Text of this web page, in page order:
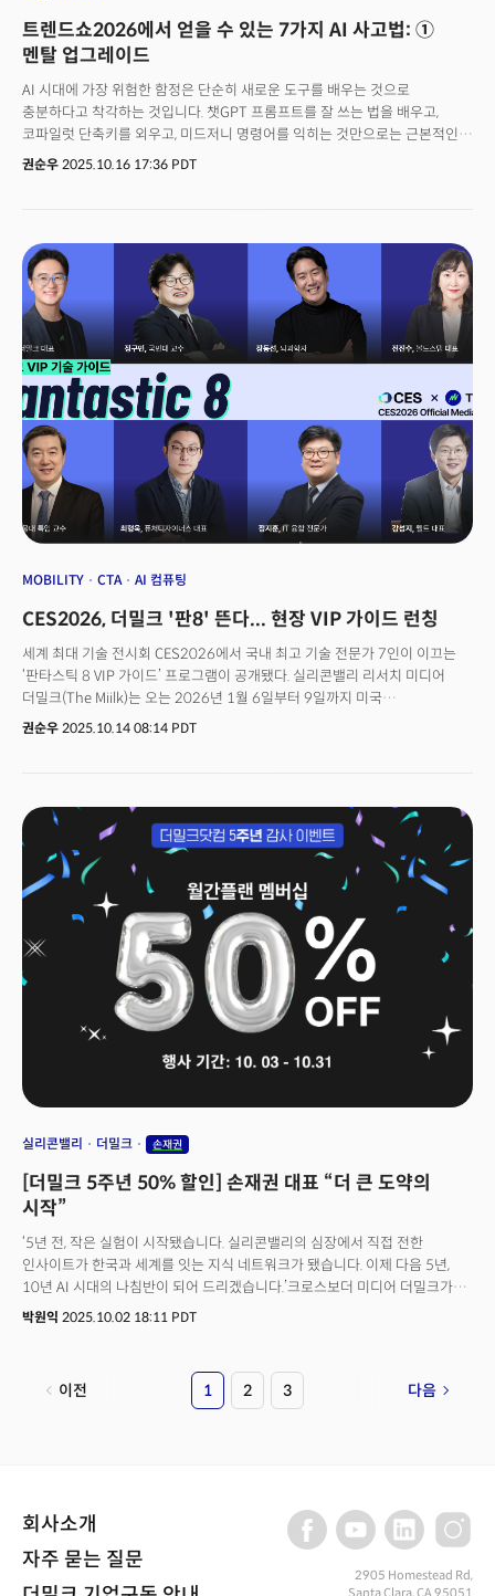
트렌드쇼2026에서 얻을 수 있는 7가지 AI 사고법: ①
멘탈 업그레이드
AI 시대에 가장 위험한 함정은 단순히 새로운 도구를 배우는 것으로
충분하다고 착각하는 것입니다. 챗GPT 프롬프트를 잘 쓰는 법을 배우고,
코파일럿 단축키를 외우고, 미드저니 명령어를 익히는 것만으로는 근본적인
변화에 대응할 수 없습니다. AI 시대란 의미는 도구의 시대가 아니라
방법을 터득했습니다. 그렇기 때문에 누구보다 AI를 잘 적응했고 AI 시대에도
'멘토' 역할을 할 수 있는 것입니다. 참관객들은 그들로부터 단순한 정보나
기술이 아니라 세상을 읽는 새로운 방법, 문제를 정의하는 새로운 프레임워크,
그리고 실행으로 가는 전략적 사고의 흐름을 배우게 될 것입니다. 👉
트렌드쇼2026 등록 마감임박!
권순우 2025.10.16 17:36 PDT
MOBILITY CTA AI 컴퓨팅
CES2026, 더밀크 '판8' 뜬다... 현장 VIP 가이드 런칭
세계 최대 기술 전시회 CES2026에서 국내 최고 기술 전문가 7인이 이끄는
‘판타스틱 8 VIP 가이드’ 프로그램이 공개됐다. 실리콘밸리 리서치 미디어
더밀크(The Miilk)는 오는 2026년 1월 6일부터 9일까지 미국
라스베이거스에서 열리는 CES2026에서 국내 대표 CES 전문가들로 구성된
중심으로, 현장의 최신 혁신 사례를 전문가와 함께 탐방하며 글로벌 기술
트렌드와 실질적 비즈니스 인사이트를 동시에 얻을 수 있는 맞춤형 현장
프로그램이다.더밀크 VIP 가이드 프로그램은 그동안 서울시, 대전시, 대구시,
한국무역협회, 삼성전자, 웅진그룹, 두산그룹, 아주그룹, 수산그룹, 고려대 등
정부·지자체·대학·대기업의 최고 경영층이 함께했으며 CES 현장에서 가장
주목받는 프리미엄 현장 투어 프로그램으로 자리매김했다.투어 참가자들은
CES에서 발표되는 글로벌 기업들의 신제품, 기술 혁신, 시장 변화 방향을 직접
확인하고, 전문가들의 해설과 함께 산업별 트렌드와 글로벌 밸류체인 변화를
한눈에 파악할 수 있다. 👉 문의 및 참가 신청: CES@themiilk.com
권순우 2025.10.14 08:14 PDT
실리콘밸리 더밀크 손재권
[더밀크 5주년 50% 할인] 손재권 대표 “더 큰 도약의
시작”
‘5년 전, 작은 실험이 시작됐습니다. 실리콘밸리의 심장에서 직접 전한
인사이트가 한국과 세계를 잇는 지식 네트워크가 됐습니다. 이제 다음 5년,
10년 AI 시대의 나침반이 되어 드리겠습니다.’크로스보더 미디어 더밀크가
더밀크닷컴 서비스 론칭 5주년을 맞아 감사 이벤트로 50% 파격 할인을
박원익 2025.10.02 18:11 PDT
이전 1 2 3 다음
회사소개
자주 묻는 질문
2905 Homestead Rd,
Santa Clara, CA 95051